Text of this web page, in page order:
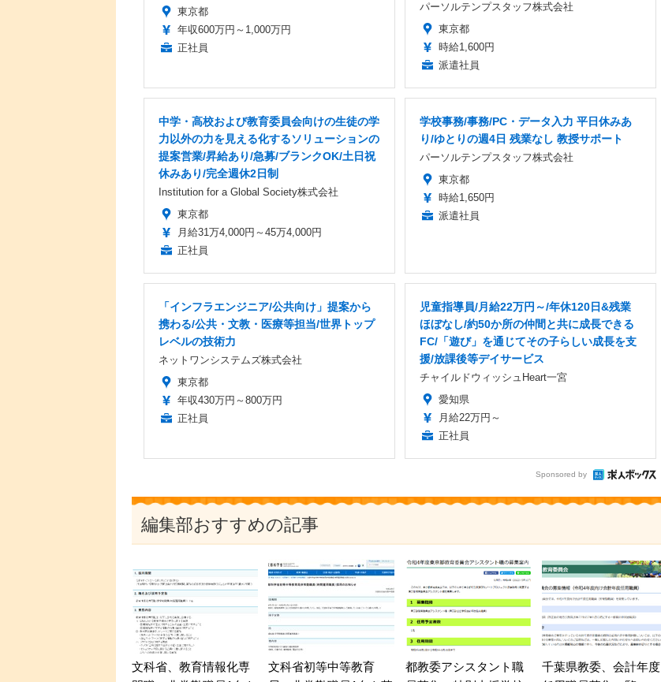
東京都
年収600万円～1,000万円
正社員
パーソルテンプスタッフ株式会社
東京都
時給1,600円
派遣社員
中学・高校および教育委員会向けの生徒の学
力以外の力を見える化するソリューションの
提案営業/昇給あり/急募/ブランクOK/土日祝
休みあり/完全週休2日制
Institution for a Global Society株式会社
東京都
月給31万4,000円～45万4,000円
正社員
学校事務/事務/PC・データ入力 平日休みあ
り/ゆとりの週4日 残業なし 教授サポート
パーソルテンプスタッフ株式会社
東京都
時給1,650円
派遣社員
「インフラエンジニア/公共向け」提案から
携わる/公共・文教・医療等担当/世界トップ
レベルの技術力
ネットワンシステムズ株式会社
東京都
年収430万円～800万円
正社員
児童指導員/月給22万円～/年休120日&残業
ほぼなし/約50か所の仲間と共に成長できる
FC/「遊び」を通じてその子らしい成長を支
援/放課後等デイサービス
チャイルドウィッシュHeart一宮
愛知県
月給22万円～
正社員
Sponsored by
編集部おすすめの記事
文科省、教育情報化専
文科省初等中等教育
都教委アシスタント職
千葉県教委、会計年度